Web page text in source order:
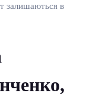
залишаються в